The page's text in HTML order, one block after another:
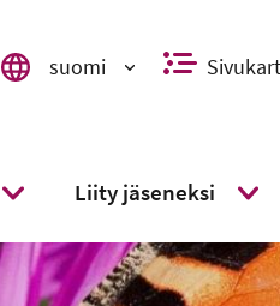
Valitse kieli, switch language, välj
suomi
Liity jäseneksi